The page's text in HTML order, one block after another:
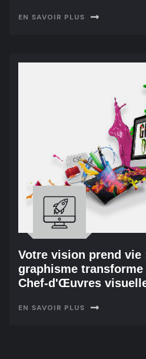
EN SAVOIR PLUS
Votre vision prend vie
graphisme transforme
Chef-d'Œuvres
EN SAVOIR PLUS